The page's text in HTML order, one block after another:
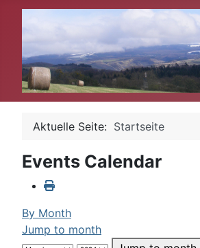
Aktuelle Seite: Startseite
Events Calendar
By Month
Jump to month